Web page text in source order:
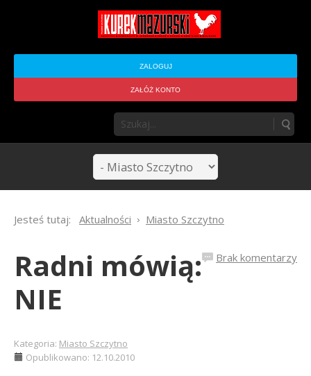
ZALOGUJ
ZAŁÓŻ KONTO
Jesteś tutaj: Aktualności Miasto Szczytno
Brak komentarzy
Radni mówią:
NIE
Kategoria: Miasto Szczytno
Opublikowano: 12.10.2010